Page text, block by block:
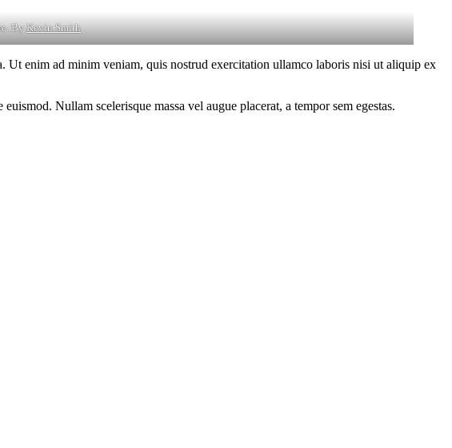
By Kevin Smith
enim ad minim veniam, quis nostrud exercitation ullamco laboris nisi ut aliquip ex
Nullam scelerisque massa vel augue placerat, a tempor sem egestas.